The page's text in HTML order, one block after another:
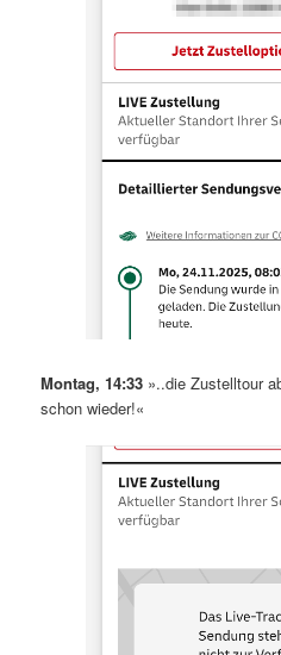
Montag, 14:33 »..die Zustelltour
schon wieder!«